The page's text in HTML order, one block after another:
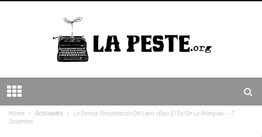
Home Actividades
La Serena: Presentación Del Libro «Bajo El Sol De La Anarquía» – 7
Diciembre